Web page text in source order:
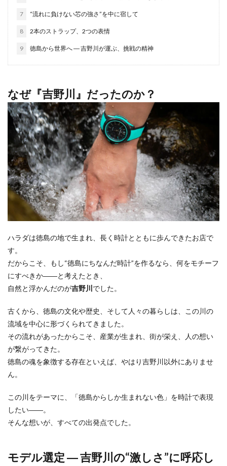
7 “流れに負けない芯の強さ”を中に宿して
8 2本のストラップ、2つの表情
9 徳島から世界へ ― 吉野川が運ぶ、挑戦の精神
なぜ『吉野川』だったのか？
ハラダは徳島の地で生まれ、長く時計とともに歩んできたお店で
す。
だからこそ、もし“徳島にちなんだ時計”を作るなら、何をモチーフ
にすべきか――と考えたとき、
自然と浮かんだのが吉野川 でした。
古くから、徳島の文化や歴史、そして人々の暮らしは、この川の
流域を中心に形づくられてきました。
その流れがあったからこそ、産業が生まれ、街が栄え、人の想い
が繋がってきた。
徳島の魂を象徴する存在といえば、やはり吉野川以外にありませ
ん。
この川をテーマに、「徳島からしか生まれない色」を時計で表現
したい――。
そんな想いが、すべての出発点でした。
モデル選定 ― 吉野川の“激しさ”に呼応し